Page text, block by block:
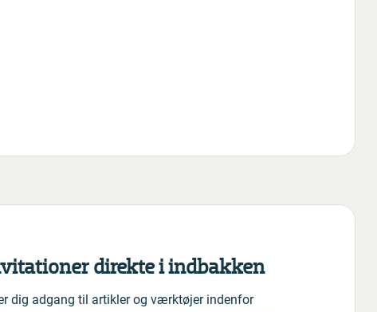
direkte i indbakken
dig adgang til artikler og værktøjer indenfor